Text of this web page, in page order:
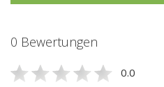
0 Bewertungen
0.0